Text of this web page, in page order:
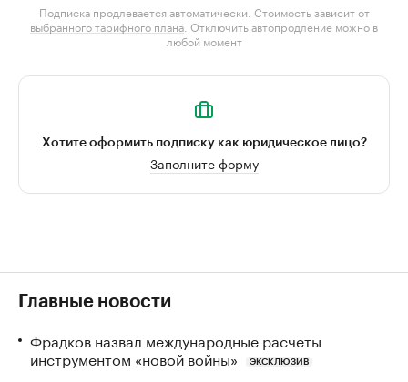
Подписка продлевается автоматически. Стоимость зависит от
выбранного тарифного плана . Отключить автопродление можно в
любой момент
Хотите оформить подписку как юридическое лицо?
Заполните форму
Главные новости
Фрадков назвал международные расчеты
инструментом «новой войны»
ЭКСКЛЮЗИВ